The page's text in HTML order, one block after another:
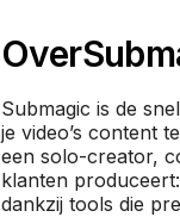
Over
Submagic is de
je video’s content
een solo-creator,
klanten
dankzij tools die